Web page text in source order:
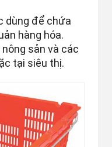
dùng để chứa
hàng hóa.
sản và các
tại siêu thị.